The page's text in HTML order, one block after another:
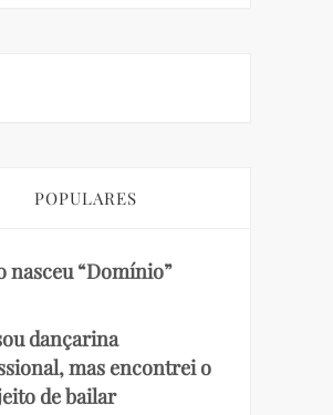
POPULARES
nasceu “Domínio”
dançarina
mas encontrei o
de bailar